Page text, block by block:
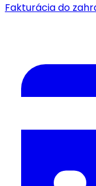
Fakturácia do